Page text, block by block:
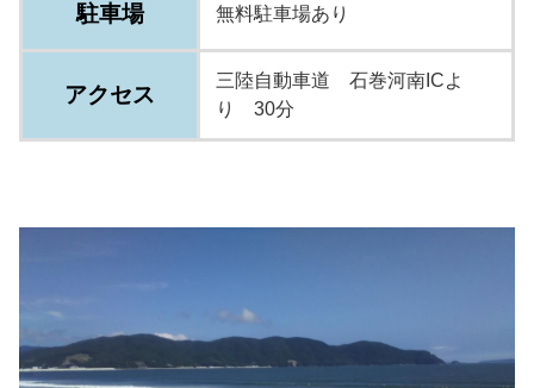
駐車場 無料駐車場あり
アクセス
三陸自動車道 石巻河南ICよ
り 30分